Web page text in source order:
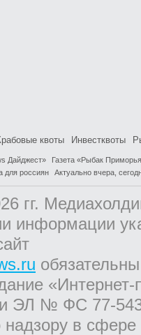
квоты Инвестквоты
Дайджест»
Газета «Рыбак
для россиян Актуально вчера,
гг.
информации
ЭЛ № ФС 77-
в